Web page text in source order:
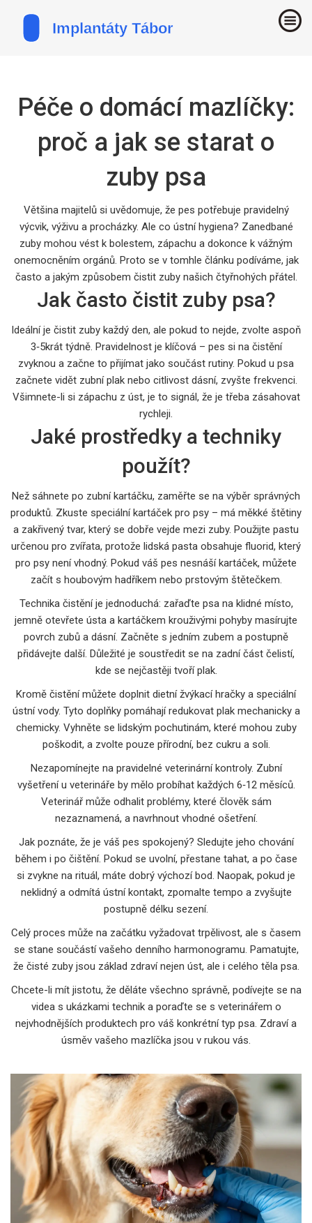
Péče o domácí mazlíčky:
proč a jak se starat o
zuby psa
Většina majitelů si uvědomuje, že pes potřebuje pravidelný
výcvik, výživu a procházky. Ale co ústní hygiena? Zanedbané
zuby mohou vést k bolestem, zápachu a dokonce k vážným
onemocněním orgánů. Proto se v tomhle článku podíváme, jak
často a jakým způsobem čistit zuby našich čtyřnohých přátel.
Jak často čistit zuby psa?
Ideální je čistit zuby každý den, ale pokud to nejde, zvolte aspoň
3‑5krát týdně. Pravidelnost je klíčová – pes si na čistění
zvyknou a začne to přijímat jako součást rutiny. Pokud u psa
začnete vidět zubní plak nebo citlivost dásní, zvyšte frekvenci.
Všimnete-li si zápachu z úst, je to signál, že je třeba zásahovat
rychleji.
Jaké prostředky a techniky
použít?
Než sáhnete po zubní kartáčku, zaměřte se na výběr správných
produktů. Zkuste speciální kartáček pro psy – má měkké štětiny
a zakřivený tvar, který se dobře vejde mezi zuby. Použijte pastu
určenou pro zvířata, protože lidská pasta obsahuje fluorid, který
pro psy není vhodný. Pokud váš pes nesnáší kartáček, můžete
začít s houbovým hadříkem nebo prstovým štětečkem.
Technika čistění je jednoduchá: zařaďte psa na klidné místo,
jemně otevřete ústa a kartáčkem krouživými pohyby masírujte
povrch zubů a dásní. Začněte s jedním zubem a postupně
přidávejte další. Důležité je soustředit se na zadní část čelistí,
kde se nejčastěji tvoří plak.
Kromě čistění můžete doplnit dietní žvýkací hračky a speciální
ústní vody. Tyto doplňky pomáhají redukovat plak mechanicky a
chemicky. Vyhněte se lidským pochutinám, které mohou zuby
poškodit, a zvolte pouze přírodní, bez cukru a soli.
Nezapomínejte na pravidelné veterinární kontroly. Zubní
vyšetření u veterináře by mělo probíhat každých 6‑12 měsíců.
Veterinář může odhalit problémy, které člověk sám
nezaznamená, a navrhnout vhodné ošetření.
Jak poznáte, že je váš pes spokojený? Sledujte jeho chování
během i po čištění. Pokud se uvolní, přestane tahat, a po čase
si zvykne na rituál, máte dobrý výchozí bod. Naopak, pokud je
neklidný a odmítá ústní kontakt, zpomalte tempo a zvyšujte
postupně délku sezení.
Celý proces může na začátku vyžadovat trpělivost, ale s časem
se stane součástí vašeho denního harmonogramu. Pamatujte,
že čisté zuby jsou základ zdraví nejen úst, ale i celého těla psa.
Chcete-li mít jistotu, že děláte všechno správně, podívejte se na
videa s ukázkami technik a poraďte se s veterinářem o
nejvhodnějších produktech pro váš konkrétní typ psa. Zdraví a
úsměv vašeho mazlíčka jsou v rukou vás.